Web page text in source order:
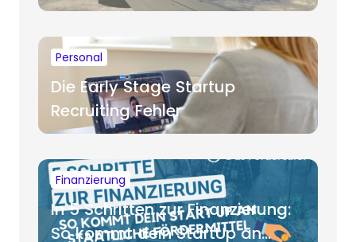
für Startups
Personal
Die Early Stage Startup
Recruiting Fehler
Finanzierung
In 5 Schritten zur Finanzierung:
So kommt dein StartUp an